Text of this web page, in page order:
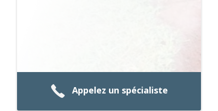
Appelez un spécialiste